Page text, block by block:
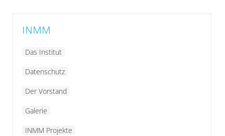
INMM
Das Institut
Datenschutz
Der Vorstand
Galerie
INMM Projekte